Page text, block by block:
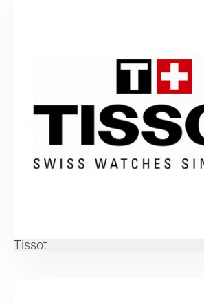
Tissot